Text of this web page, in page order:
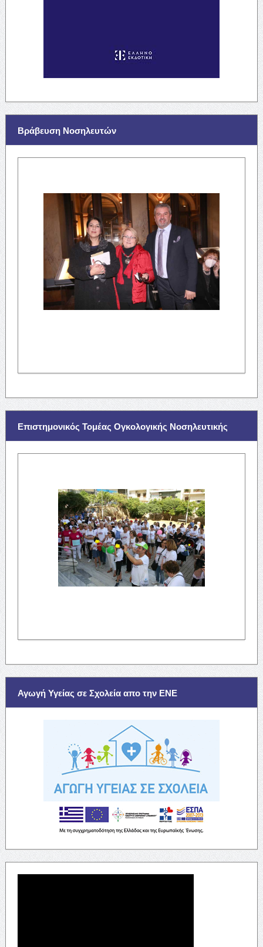
Βράβευση Νοσηλευτών
Επιστημονικός Τομέας Ογκολογικής Νοσηλευτικής
Αγωγή Υγείας σε Σχολεία απο την ΕΝΕ